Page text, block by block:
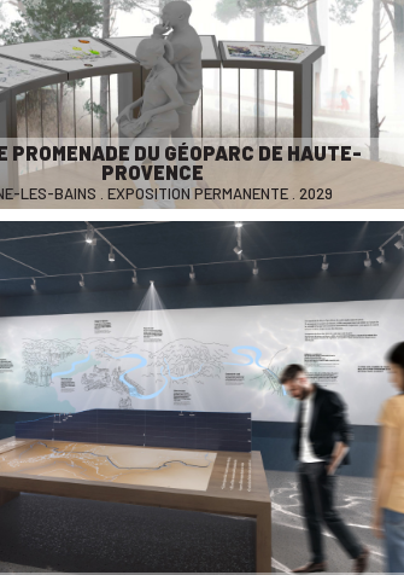
PROMENADE DU GÉOPARC DE HAUTE-
PROVENCE
LES-BAINS . EXPOSITION PERMANENTE . 2029